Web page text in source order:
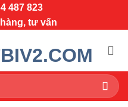
487 823
tư vấn